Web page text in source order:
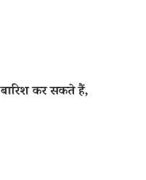
कर सकते हैं,